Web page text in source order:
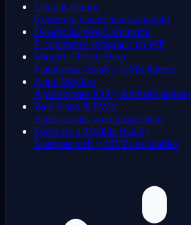
Tiendas Online
Comercio electrónico completo
Desarrollo WooCommerce
E-commerce integrado en WP
Shopify / PrestaShop
Plataformas SaaS y CMS líderes
Apps Móviles
Aplicaciones iOS y Android nativas
Web Apps & PWA
Aplicaciones web progresivas
Software a Medida (SaaS)
Sistemas web y MVPs escalables